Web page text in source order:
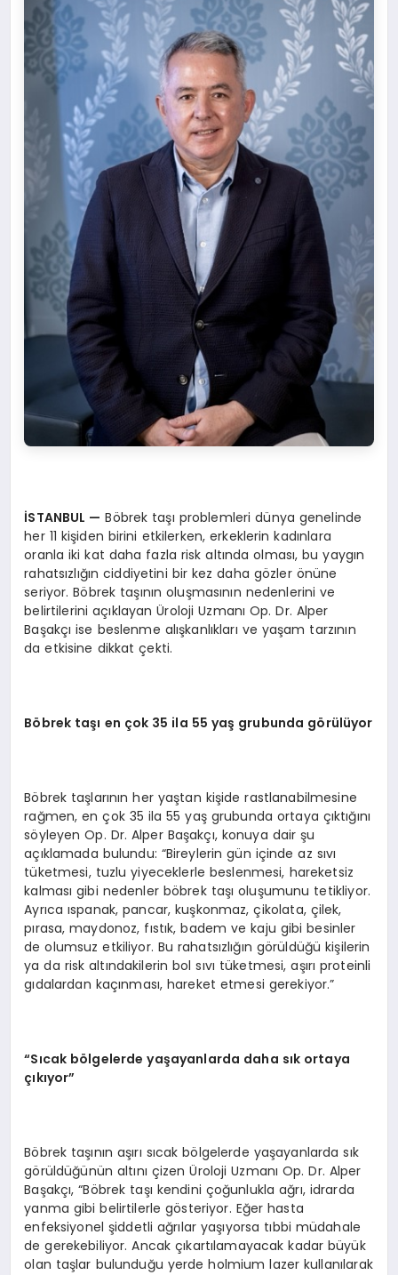
İSTANBUL — Böbrek taşı problemleri dünya genelinde
her 11 kişiden birini etkilerken, erkeklerin kadınlara
oranla iki kat daha fazla risk altında olması, bu yaygın
rahatsızlığın ciddiyetini bir kez daha gözler önüne
seriyor. Böbrek taşının oluşmasının nedenlerini ve
belirtilerini açıklayan Üroloji Uzmanı Op. Dr. Alper
Başakçı ise beslenme alışkanlıkları ve yaşam tarzının
da etkisine dikkat çekti.
Böbrek taşı en çok 35 ila 55 yaş grubunda görülüyor
Böbrek taşlarının her yaştan kişide rastlanabilmesine
rağmen, en çok 35 ila 55 yaş grubunda ortaya çıktığını
söyleyen Op. Dr. Alper Başakçı, konuya dair şu
açıklamada bulundu: “Bireylerin gün içinde az sıvı
tüketmesi, tuzlu yiyeceklerle beslenmesi, hareketsiz
kalması gibi nedenler böbrek taşı oluşumunu tetikliyor.
Ayrıca ıspanak, pancar, kuşkonmaz, çikolata, çilek,
pırasa, maydonoz, fıstık, badem ve kaju gibi besinler
de olumsuz etkiliyor. Bu rahatsızlığın görüldüğü kişilerin
ya da risk altındakilerin bol sıvı tüketmesi, aşırı proteinli
gıdalardan kaçınması, hareket etmesi gerekiyor.”
“Sıcak bölgelerde yaşayanlarda daha sık ortaya
çıkıyor”
Böbrek taşının aşırı sıcak bölgelerde yaşayanlarda sık
görüldüğünün altını çizen Üroloji Uzmanı Op. Dr. Alper
Başakçı, “Böbrek taşı kendini çoğunlukla ağrı, idrarda
yanma gibi belirtilerle gösteriyor. Eğer hasta
enfeksiyonel şiddetli ağrılar yaşıyorsa tıbbi müdahale
de gerekebiliyor. Ancak çıkartılamayacak kadar büyük
olan taşlar bulunduğu yerde holmium lazer kullanılarak